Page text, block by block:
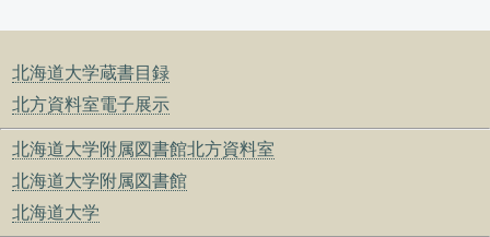
北海道大学蔵書目録
北方資料室電子展示
北海道大学附属図書館北方資料室
北海道大学附属図書館
北海道大学